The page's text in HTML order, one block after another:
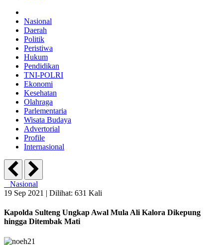
Nasional
Daerah
Politik
Peristiwa
Hukum
Pendidikan
TNI-POLRI
Ekonomi
Kesehatan
Olahraga
Parlementaria
Wisata Budaya
Advertorial
Profile
Internasional
Nasional
19 Sep 2021 | Dilihat: 631 Kali
Kapolda Sulteng Ungkap Awal Mula Ali Kalora Dikepung
hingga Ditembak Mati